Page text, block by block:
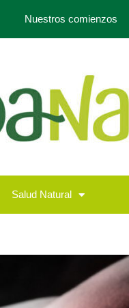
Nuestros comienzos
Salud Natural